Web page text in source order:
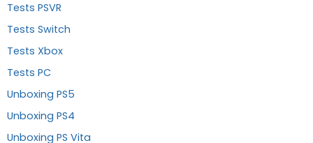
Tests PSVR
Tests Switch
Tests Xbox
Tests PC
Unboxing PS5
Unboxing PS4
Unboxing PS Vita